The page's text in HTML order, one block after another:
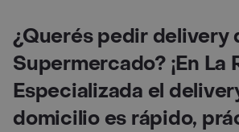
¿Querés pedir delivery
Supermercado? ¡En La
Especializada el
domicilio es rápido,